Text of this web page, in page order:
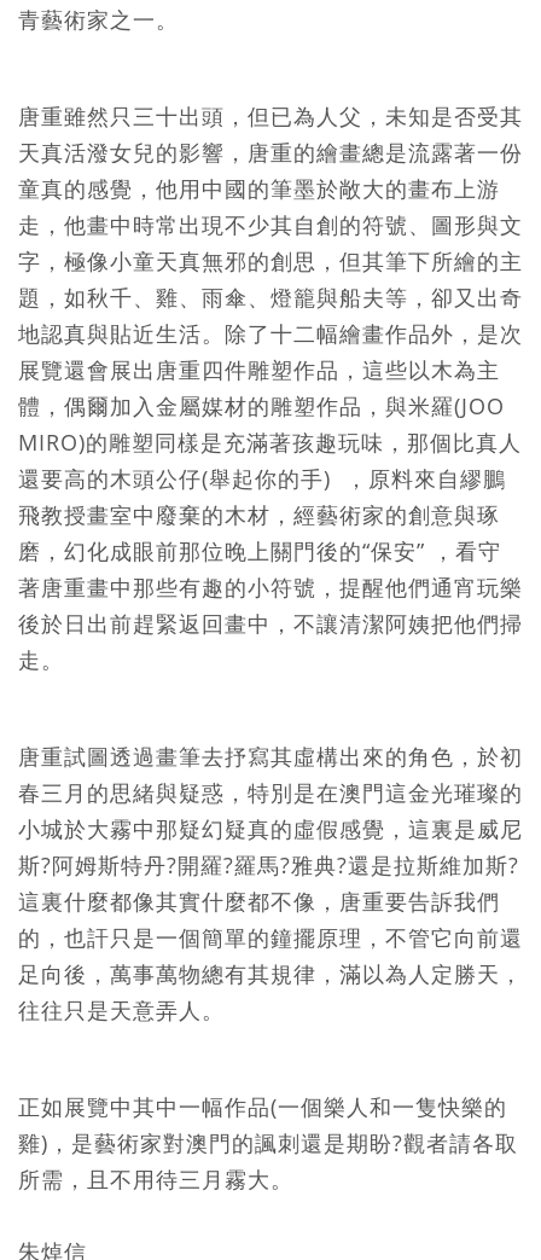
青藝術家之一。
唐重雖然只三十出頭，但已為人父，未知是否受其
天真活潑女兒的影響，唐重的繪畫總是流露著一份
童真的感覺，他用中國的筆墨於敞大的畫布上游
走，他畫中時常出現不少其自創的符號、圖形與文
字，極像小童天真無邪的創思，但其筆下所繪的主
題，如秋千、雞、雨傘、燈籠與船夫等，卻又出奇
地認真與貼近生活。除了十二幅繪畫作品外，是次
展覽還會展出唐重四件雕塑作品，這些以木為主
體，偶爾加入金屬媒材的雕塑作品，與米羅(JOO
MIRO)的雕塑同樣是充滿著孩趣玩味，那個比真人
還要高的木頭公仔(舉起你的手) ，原料來自繆鵬
飛教授畫室中廢棄的木材，經藝術家的創意與琢
磨，幻化成眼前那位晚上關門後的“保安” ，看守
著唐重畫中那些有趣的小符號，提醒他們通宵玩樂
後於日出前趕緊返回畫中，不讓清潔阿姨把他們掃
走。
唐重試圖透過畫筆去抒寫其虛構出來的角色，於初
春三月的思緒與疑惑，特別是在澳門這金光璀璨的
小城於大霧中那疑幻疑真的虛假感覺，這裏是威尼
斯?阿姆斯特丹?開羅?羅馬?雅典?還是拉斯維加斯?
這裏什麼都像其實什麼都不像，唐重要告訴我們
的，也訐只是一個簡單的鐘擺原理，不管它向前還
足向後，萬事萬物總有其規律，滿以為人定勝天，
往往只是天意弄人。
正如展覽中其中一幅作品(一個樂人和一隻快樂的
雞)，是藝術家對澳門的諷刺還是期盼?觀者請各取
所需，且不用待三月霧大。
朱焯信